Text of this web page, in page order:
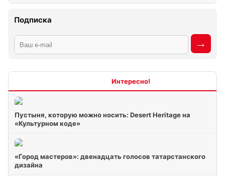
Подписка
Пустыня, которую можно носить: Desert Heritage на
«Культурном коде»
«Город мастеров»: двенадцать голосов татарстанского
дизайна